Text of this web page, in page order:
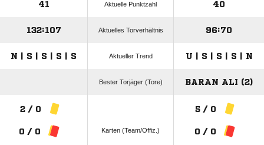
41 Aktuelle Punktzahl 40
132:107 Aktuelles Torverhältnis 96:70
N | S | S | S | S Aktueller Trend U | S | S | S | N
Bester Torjäger (Tore) BARAN ALI (2)
2 / 0
0 / 0 Karten (Team/Offiz.)
5 / 0
0 / 0